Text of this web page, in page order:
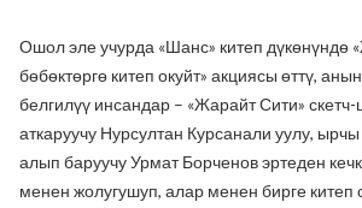
Ошол эле учурда «Шанс» китеп дүкөнүндө
бөбөктөргө китеп окуйт» акциясы өттү,
белгилүү инсандар – «Жарайт Сити»
аткаруучу Нурсултан Курсанали уулу,
алып баруучу Урмат Борченов эртеден
менен жолугушуп, алар менен бирге китеп